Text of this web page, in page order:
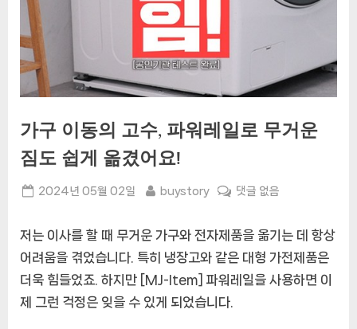
가구 이동의 고수, 파워레일로 무거운
짐도 쉽게 옮겼어요!
Posted
2024년 05월 02일 By
buystory
가
동
의
고
댓글 없음
저는 이사를 할 때 무거운 가구와 전자제품을 옮기는 데 항상
어려움을 겪었습니다. 특히 냉장고와 같은 대형 가전제품은
더욱 힘들었죠. 하지만 [MJ-Item] 파워레일을 사용하면 이
제 그런 걱정은 잊을 수 있게 되었습니다.